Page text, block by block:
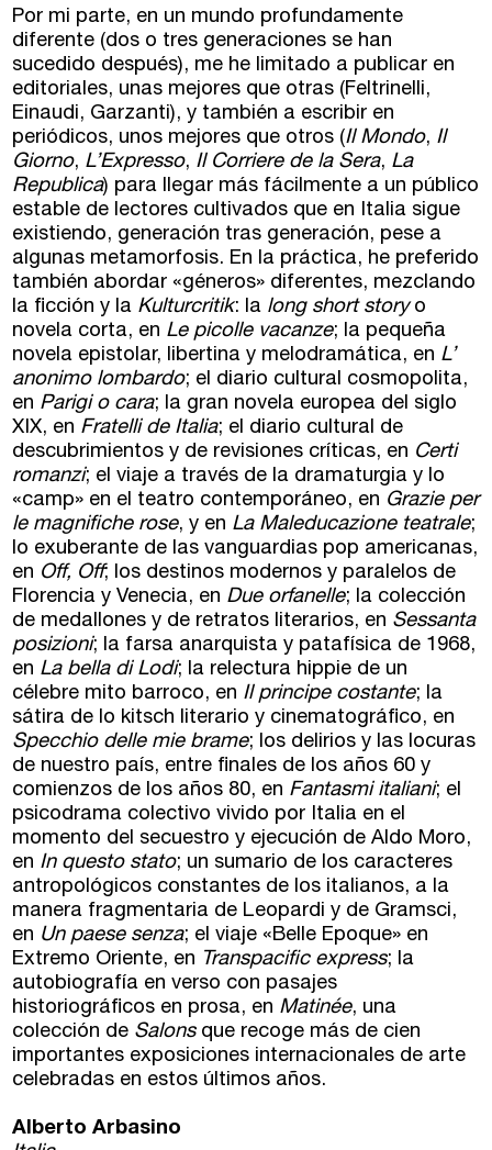
Gijón
Palma
Las Palmas
Nuestra filosofía
Nuestro equipo
Coordinadores
Comunidad
Club de Escritura
Concursos
Editorial
Catálogo
Ebooks
Recursos
Asesoría y Corrección
Tutorías
Directorios
Contacto
Escríbenos
Guía Rápida
Dónde estamos
Sede central:
Cervantes nº21, entlo.
28014 Madrid
info@fuentetajaliteraria.com
WhatsApp 619 027 626
Por mi parte, en un mundo profundamente
diferente (dos o tres generaciones se han
sucedido después), me he limitado a publicar en
editoriales, unas mejores que otras (Feltrinelli,
Einaudi, Garzanti), y también a escribir en
periódicos, unos mejores que otros (Il Mondo, Il
Giorno, L’Expresso, Il Corriere de la Sera, La
Republica) para llegar más fácilmente a un público
estable de lectores cultivados que en Italia sigue
existiendo, generación tras generación, pese a
algunas metamorfosis. En la práctica, he preferido
también abordar «géneros» diferentes, mezclando
la ficción y la Kulturcritik: la long short storyo
novela corta, en Le picolle vacanze; la pequeña
novela epistolar, libertina y melodramática, en L’
anonimo lombardo; el diario cultural cosmopolita,
en Parigi o cara; la gran novela europea del siglo
XIX, en Fratelli de Italia; el diario cultural de
descubrimientos y de revisiones críticas, en Certi
romanzi; el viaje a través de la dramaturgia y lo
«camp» en el teatro contemporáneo, en Grazie per
le magnifiche rose, y en La Maleducazione teatrale;
lo exuberante de las vanguardias pop americanas,
en Off, Off; los destinos modernos y paralelos de
Florencia y Venecia, en Due orfanelle; la colección
de medallones y de retratos literarios, en Sessanta
posizioni; la farsa anarquista y patafísica de 1968,
en La bella di Lodi; la relectura hippie de un
célebre mito barroco, en Il principe costante; la
sátira de lo kitsch literario y cinematográfico, en
Specchio delle mie brame; los delirios y las locuras
de nuestro país, entre finales de los años 60 y
comienzos de los años 80, en Fantasmi italiani; el
psicodrama colectivo vivido por Italia en el
momento del secuestro y ejecución de Aldo Moro,
en In questo stato; un sumario de los caracteres
antropológicos constantes de los italianos, a la
manera fragmentaria de Leopardi y de Gramsci,
en Un paese senza; el viaje «Belle Epoque» en
Extremo Oriente, en Transpacific express; la
autobiografía en verso con pasajes
historiográficos en prosa, en Matinée, una
colección de Salonsque recoge más de cien
importantes exposiciones internacionales de arte
celebradas en estos últimos años.
Alberto Arbasino